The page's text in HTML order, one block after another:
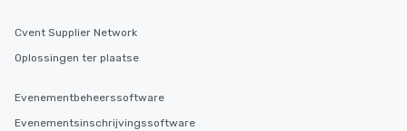
Cvent Supplier Network
Oplossingen ter plaatse
Evenementbeheerssoftware
Evenementsinschrijvingssoftware